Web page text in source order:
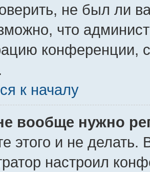
не был ли
что
конференции,
к началу
вообще нужно
этого и не делать.
настроил